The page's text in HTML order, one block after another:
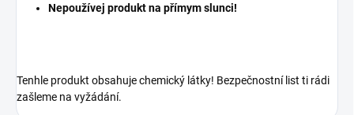
Nepoužívej produkt na přímym slunci!
Tenhle produkt obsahuje chemický látky! Bezpečnostní list ti rádi
zašleme na vyžádání.